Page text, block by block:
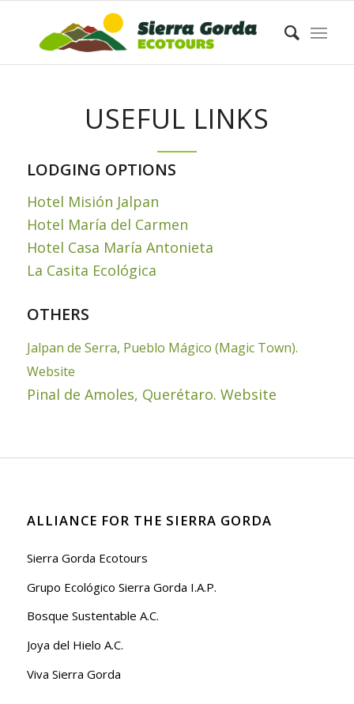
USEFUL LINKS
LODGING OPTIONS
Hotel Misión Jalpan
Hotel María del Carmen
Hotel Casa María Antonieta
La Casita Ecológica
OTHERS
Jalpan de Serra, Pueblo Mágico (Magic Town).
Website
Pinal de Amoles, Querétaro. Website
ALLIANCE FOR THE SIERRA GORDA
Sierra Gorda Ecotours
Grupo Ecológico Sierra Gorda I.A.P.
Bosque Sustentable A.C.
Joya del Hielo A.C.
Viva Sierra Gorda